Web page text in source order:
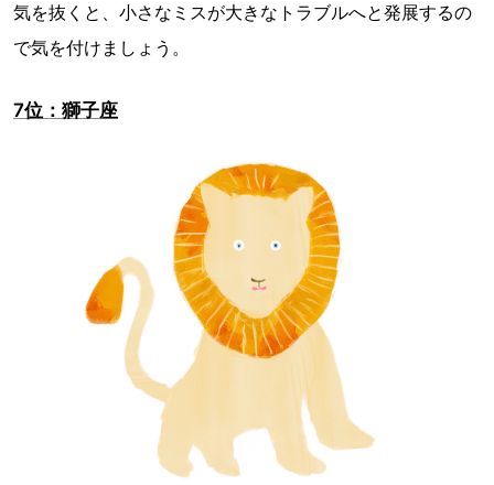
気を抜くと、小さなミスが大きなトラブルへと発展するの
で気を付けましょう。
7位：獅子座